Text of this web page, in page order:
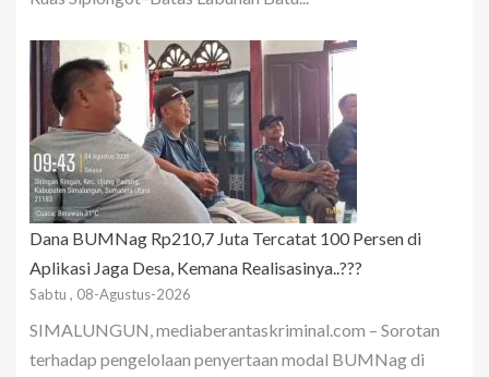
Dana BUMNag Rp210,7 Juta Tercatat 100 Persen di
Aplikasi Jaga Desa, Kemana Realisasinya..???
Sabtu , 08-Agustus-2026
SIMALUNGUN, mediaberantaskriminal.com – Sorotan
terhadap pengelolaan penyertaan modal BUMNag di